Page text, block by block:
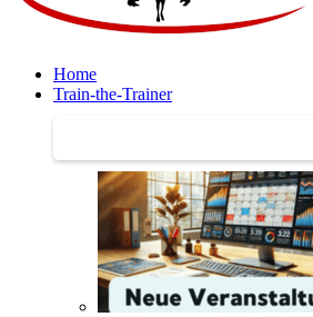
Home
Train-the-Trainer